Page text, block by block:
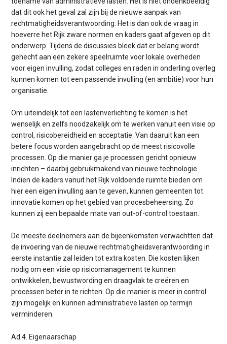
dat dit ook het geval zal zijn bij de nieuwe aanpak van
rechtmatigheidsverantwoording. Het is dan ook de vraag in
hoeverre het Rijk zware normen en kaders gaat afgeven op dit
onderwerp. Tijdens de discussies bleek dat er belang wordt
gehecht aan een zekere speelruimte voor lokale overheden
voor eigen invulling, zodat colleges en raden in onderling overleg
kunnen komen tot een passende invulling (en ambitie) voor hun
organisatie.
Om uiteindelijk tot een lastenverlichting te komen is het
wenselijk en zelfs noodzakelijk om te werken vanuit een visie op
control, risicobereidheid en acceptatie. Van daaruit kan een
betere focus worden aangebracht op de meest risicovolle
processen. Op die manier ga je processen gericht opnieuw
inrichten – daarbij gebruikmakend van nieuwe technologie.
Indien de kaders vanuit het Rijk voldoende ruimte bieden om
hier een eigen invulling aan te geven, kunnen gemeenten tot
innovatie komen op het gebied van procesbeheersing. Zo
kunnen zij een bepaalde mate van out-of-control toestaan.
De meeste deelnemers aan de bijeenkomsten verwachtten dat
de invoering van de nieuwe rechtmatigheidsverantwoording in
eerste instantie zal leiden tot extra kosten. Die kosten lijken
nodig om een visie op risicomanagement te kunnen
ontwikkelen, bewustwording en draagvlak te creëren en
processen beter in te richten. Op die manier is meer in control
zijn mogelijk en kunnen administratieve lasten op termijn
verminderen.
Ad 4. Eigenaarschap